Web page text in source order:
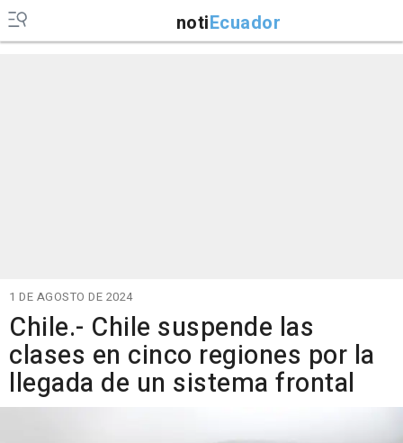
notiEcuador
1 DE AGOSTO DE 2024
Chile.- Chile suspende las
clases en cinco regiones por la
llegada de un sistema frontal